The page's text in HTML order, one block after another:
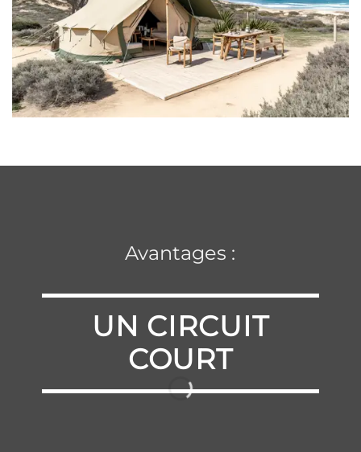
Avantages :
UN CIRCUIT
COURT